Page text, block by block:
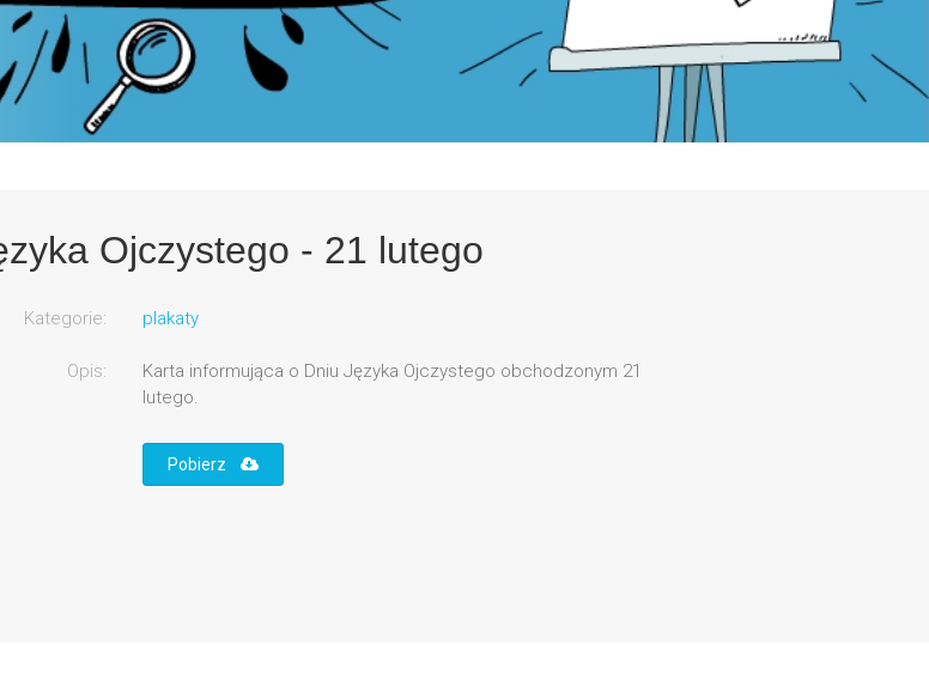
Ojczystego - 21 lutego
Kategorie: plakaty
Opis:
Karta informująca o Dniu Języka Ojczystego obchodzonym 21
lutego.
Pobierz